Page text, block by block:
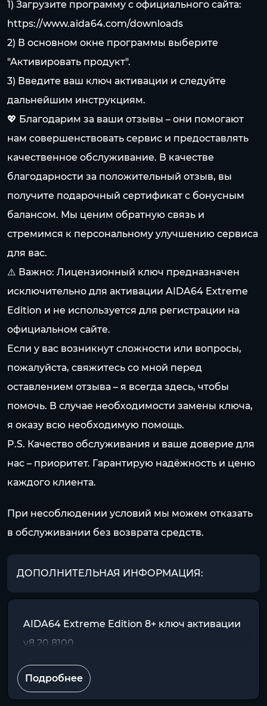
1) Загрузите программу с официального сайта:
https://www.aida64.com/downloads
2) В основном окне программы выберите
"Активировать продукт".
3) Введите ваш ключ активации и следуйте
дальнейшим инструкциям.
💖 Благодарим за ваши отзывы – они помогают
нам совершенствовать сервис и предоставлять
качественное обслуживание. В качестве
благодарности за положительный отзыв, вы
получите подарочный сертификат с бонусным
балансом. Мы ценим обратную связь и
стремимся к персональному улучшению сервиса
для вас.
⚠️ Важно: Лицензионный ключ предназначен
исключительно для активации AIDA64 Extreme
Edition и не используется для регистрации на
официальном сайте.
Если у вас возникнут сложности или вопросы,
пожалуйста, свяжитесь со мной перед
оставлением отзыва – я всегда здесь, чтобы
помочь. В случае необходимости замены ключа,
я оказу всю необходимую помощь.
P.S. Качество обслуживания и ваше доверие для
нас – приоритет. Гарантирую надёжность и ценю
каждого клиента.
При несоблюдении условий мы можем отказать
в обслуживании без возврата средств.
ДОПОЛНИТЕЛЬНАЯ ИНФОРМАЦИЯ:
AIDA64 Extreme Edition 8+ ключ активации
v8.20.8100
Подробнее